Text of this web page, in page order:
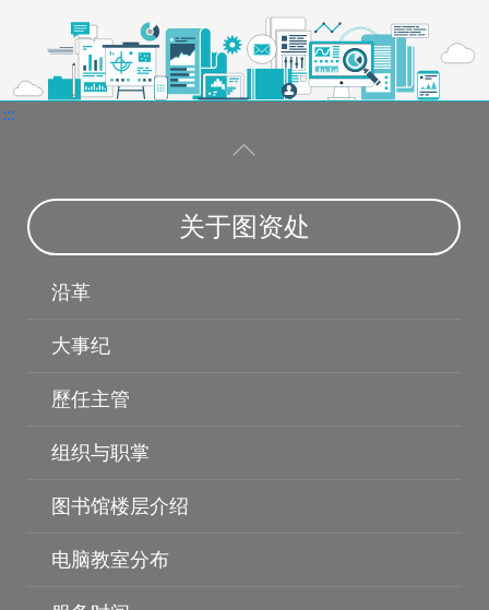
:::
关于图资处
沿革
大事纪
歷任主管
组织与职掌
图书馆楼层介绍
电脑教室分布